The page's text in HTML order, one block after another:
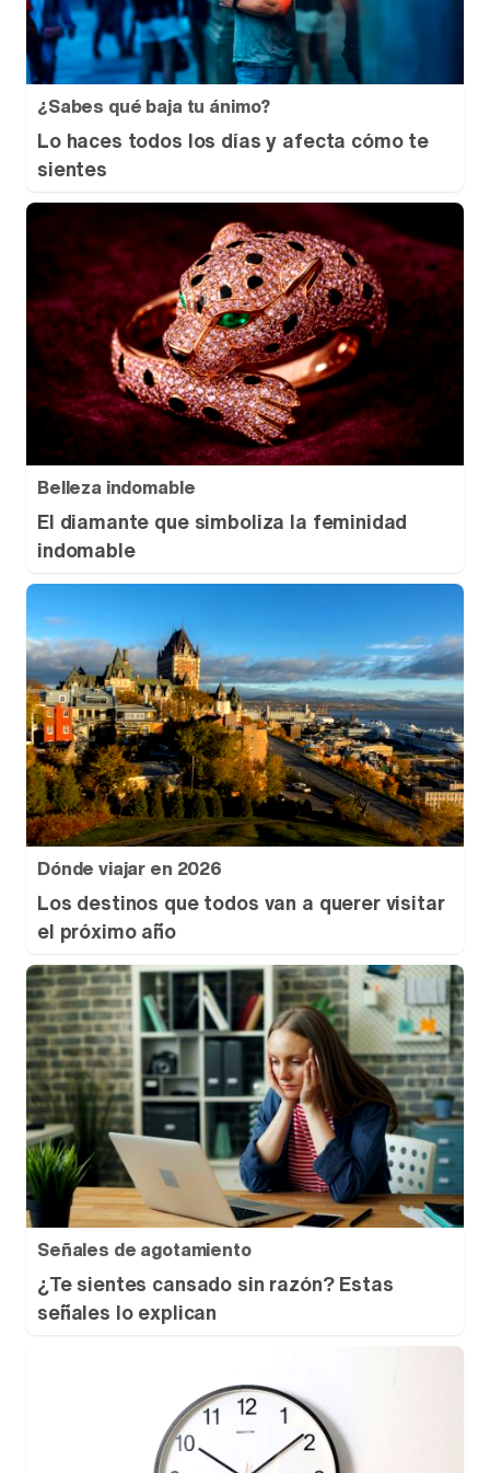
¿Sabes qué baja tu ánimo?
Lo haces todos los días y afecta cómo te
sientes
Belleza indomable
El diamante que simboliza la feminidad
indomable
Dónde viajar en 2026
Los destinos que todos van a querer visitar
el próximo año
Señales de agotamiento
¿Te sientes cansado sin razón? Estas
señales lo explican